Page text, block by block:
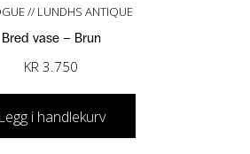
// LUNDHS ANTIQUE
Bred vase – Brun
KR 3.750
Legg i handlekurv